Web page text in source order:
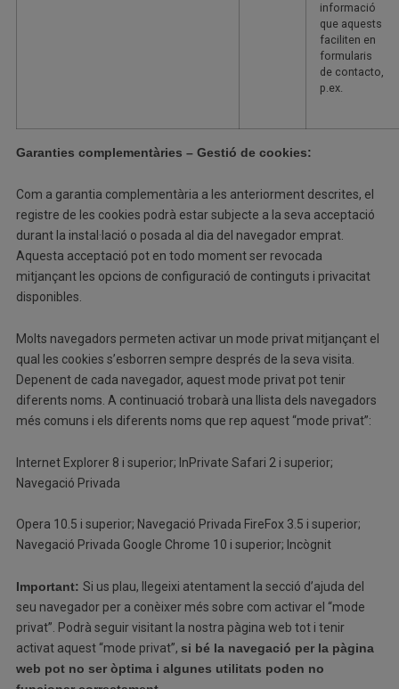
informació
que aquests
faciliten en
formularis
de contacto,
p.ex.
Garanties complementàries – Gestió de cookies:
Com a garantia complementària a les anteriorment descrites, el
registre de les cookies podrà estar subjecte a la seva acceptació
durant la instal·lació o posada al dia del navegador emprat.
Aquesta acceptació pot en todo moment ser revocada
mitjançant les opcions de configuració de continguts i privacitat
disponibles.
Molts navegadors permeten activar un mode privat mitjançant el
qual les cookies s’esborren sempre després de la seva visita.
Depenent de cada navegador, aquest mode privat pot tenir
diferents noms. A continuació trobarà una llista dels navegadors
més comuns i els diferents noms que rep aquest “mode privat”:
Internet Explorer 8 i superior; InPrivate Safari 2 i superior;
Navegació Privada
Opera 10.5 i superior; Navegació Privada FireFox 3.5 i superior;
Navegació Privada Google Chrome 10 i superior; Incògnit
Important: Si us plau, llegeixi atentament la secció d’ajuda del
seu navegador per a conèixer més sobre com activar el “mode
privat”. Podrà seguir visitant la nostra pàgina web tot i tenir
activat aquest “mode privat”, si bé la navegació per la pàgina
web pot no ser òptima i algunes utilitats poden no